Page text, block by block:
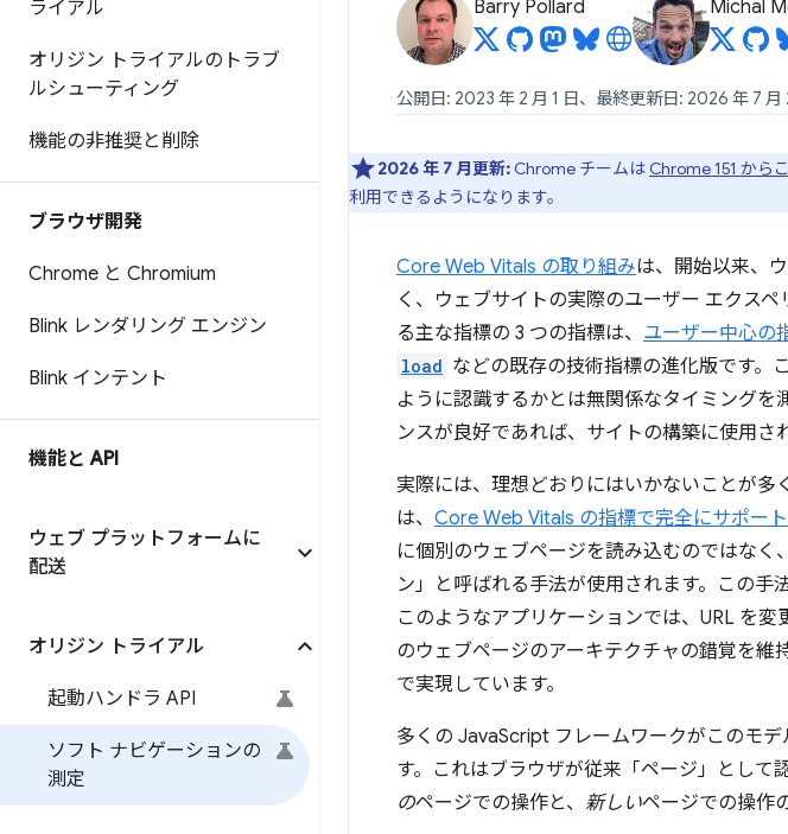
ライアル
オリジン トライアルのトラブ
ルシューティング
機能の非推奨と削除
ブラウザ開発
Chrome と Chromium
Blink レンダリング エンジン
Blink インテント
機能と API
ウェブ プラットフォームに
配送
オリジン トライアル
起動ハンドラ API
ソフト ナビゲーションの
測定
Barry Pollard Michal
公開日: 2023 年 2 月 1 日、最終更新日: 2026 年 7 月
2026 年 7 月更新: Chrome チームは Chrome 151 から
利用できるようになります。
Core Web Vitals の取り組みは、開始以来、
く、ウェブサイトの実際のユーザー エクス
る主な指標の 3 つの指標は、 ユーザー中心の
load などの既存の技術指標の進化版です。
ように認識するかとは無関係なタイミング
ンスが良好であれば、サイトの構築に使用さ
実際には、理想どおりにはいかないことが多
は、 Core Web Vitals の指標で完全にサポー
に個別のウェブページを読み込むのではな
ン」と呼ばれる手法が使用されます。この手
このようなアプリケーションでは、URL を
のウェブページのアーキテクチャの錯覚を
で実現しています。
多くの JavaScript フレームワークがこのモ
す。これはブラウザが従来「ページ」として
のページでの操作と、 新しいページでの操作